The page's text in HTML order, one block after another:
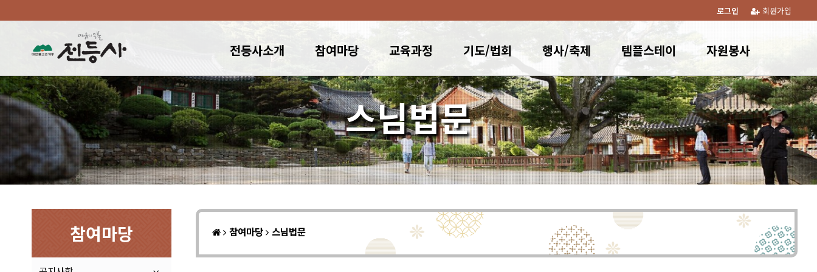
회원가입
로그인
전등사소개 참여마당 교육과정 기도/법회 행사/축제 템플스테이 자원봉사
스님법문
참여마당 참여마당 스님법문